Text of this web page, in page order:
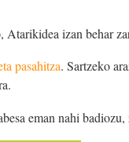
Atarikidea izan behar
pasahitza. Sartzeko
eman nahi badiozu,